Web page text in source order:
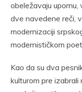
obeležavaju
dve navedene reči,
modernizaciji
modernističkom
Kao da su dva
kulturom pre izabrali